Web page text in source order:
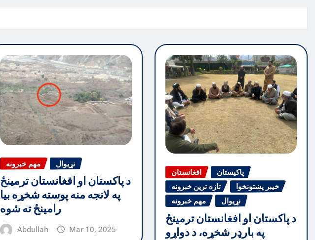
مهم خبرونه نړیوال
د پاکستان او افغانستان ترمینځ
په لانجه منه پوسته شخړه بیا
رامینځ ته شوه
Abdullah Mar 10, 2025
افغانستان
پاکیستان
تازه ترین خبرونه
خیبر پښتونخوا
مهم خبرونه
نړیوال
د پاکستان او افغانستان ترمینځ
په بارډر شخړه، د دواړو